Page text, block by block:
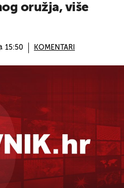
oružja, više
15:50 KOMENTARI